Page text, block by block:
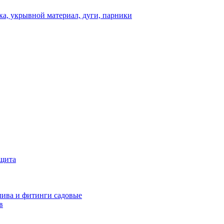
укрывной материал, дуги, парники
и фитинги садовые